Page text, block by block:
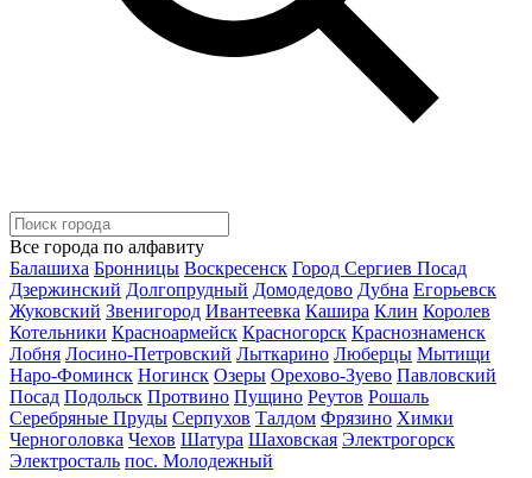
Все города по алфавиту
Балашиха Бронницы Воскресенск Город Сергиев Посад
Дзержинский Долгопрудный Домодедово Дубна Егорьевск
Жуковский Звенигород Ивантеевка Кашира Клин Королев
Котельники Красноармейск Красногорск Краснознаменск
Лобня Лосино-Петровский Лыткарино Люберцы Мытищи
Наро-Фоминск Ногинск Озеры Орехово-Зуево Павловский
Посад Подольск Протвино Пущино Реутов Рошаль
Серебряные Пруды Серпухов Талдом Фрязино Химки
Черноголовка Чехов Шатура Шаховская Электрогорск
Электросталь пос. Молодежный